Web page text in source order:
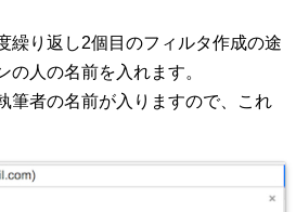
繰り返し2個目のフィルタ作成の途
の人の名前を入れます。
筆者の名前が入りますので、これ